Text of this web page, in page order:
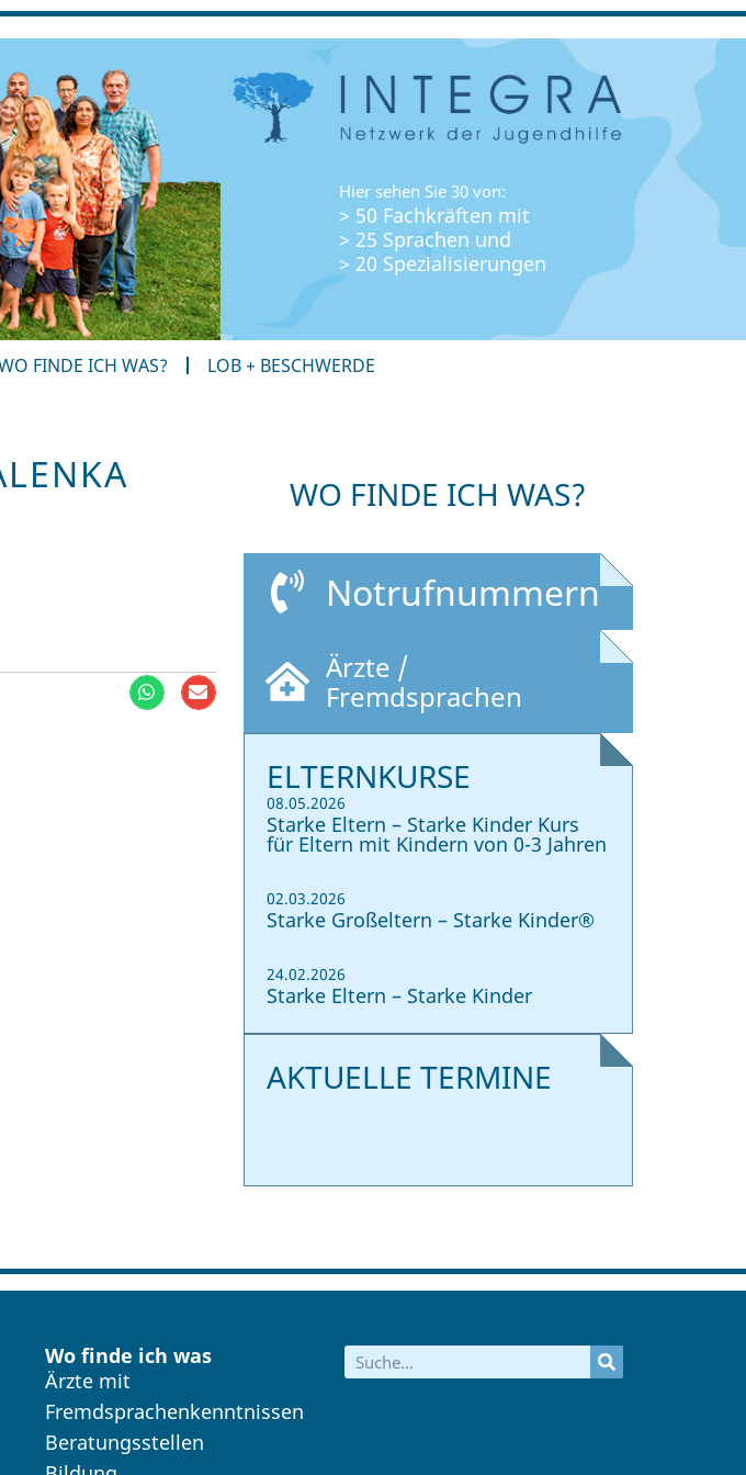
Hier sehen Sie 30 von:
> 50 Fachkräften mit
> 25 Sprachen und
> 20 Spezialisierungen
FINDE ICH WAS? LOB + BESCHWERDE
WO FINDE ICH WAS?
Notrufnummern
Ärzte /
Fremdsprachen
ELTERNKURSE
08.05.2026
Starke Eltern – Starke Kinder Kurs
für Eltern mit Kindern von 0-3 Jahren
02.03.2026
Starke Großeltern – Starke Kinder®
24.02.2026
Starke Eltern – Starke Kinder
AKTUELLE TERMINE
Wo finde ich was
Ärzte mit
Fremdsprachenkenntnissen
Beratungsstellen